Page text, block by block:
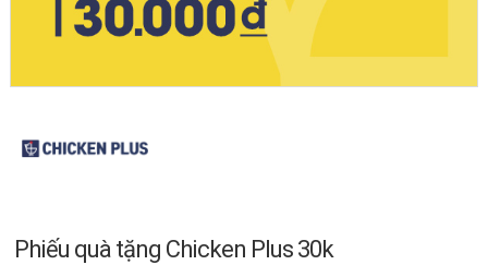
Phiếu quà tặng Chicken Plus 30k